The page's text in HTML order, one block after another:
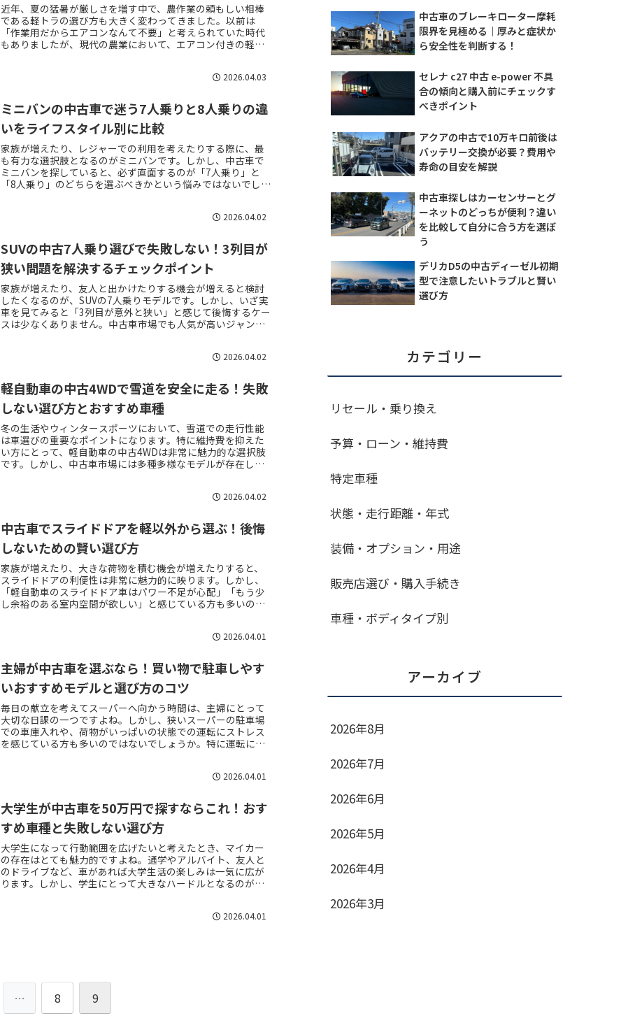
近年、夏の猛暑が厳しさを増す中で、農作業の頼もしい相棒
である軽トラの選び方も大きく変わってきました。以前は
「作業用だからエアコンなんて不要」と考えられていた時代
もありましたが、現代の農業において、エアコン付きの軽ト
2026.04.03
ミニバンの中古車で迷う7人乗りと8人乗りの違
いをライフスタイル別に比較
家族が増えたり、レジャーでの利用を考えたりする際に、最
も有力な選択肢となるのがミニバンです。しかし、中古車で
ミニバンを探していると、必ず直面するのが「7人乗り」と
「8人乗り」のどちらを選ぶべきかという悩みではないでしょ
2026.04.02
SUVの中古7人乗り選びで失敗しない！3列目が
狭い問題を解決するチェックポイント
家族が増えたり、友人と出かけたりする機会が増えると検討
したくなるのが、SUVの7人乗りモデルです。しかし、いざ実
車を見てみると「3列目が意外と狭い」と感じて後悔するケー
スは少なくありません。中古車市場でも人気が高いジャンル
2026.04.02
軽自動車の中古4WDで雪道を安全に走る！失敗
しない選び方とおすすめ車種
冬の生活やウィンタースポーツにおいて、雪道での走行性能
は車選びの重要なポイントになります。特に維持費を抑えた
い方にとって、軽自動車の中古4WDは非常に魅力的な選択肢
です。しかし、中古車市場には多種多様なモデルが存在し、
2026.04.02
中古車でスライドドアを軽以外から選ぶ！後悔
しないための賢い選び方
家族が増えたり、大きな荷物を積む機会が増えたりすると、
スライドドアの利便性は非常に魅力的に映ります。しかし、
「軽自動車のスライドドア車はパワー不足が心配」「もう少
し余裕のある室内空間が欲しい」と感じている方も多いので
2026.04.01
主婦が中古車を選ぶなら！買い物で駐車しやす
いおすすめモデルと選び方のコツ
毎日の献立を考えてスーパーへ向かう時間は、主婦にとって
大切な日課の一つですよね。しかし、狭いスーパーの駐車場
での車庫入れや、荷物がいっぱいの状態での運転にストレス
を感じている方も多いのではないでしょうか。特に運転に自
2026.04.01
大学生が中古車を50万円で探すならこれ！おす
すめ車種と失敗しない選び方
大学生になって行動範囲を広げたいと考えたとき、マイカー
の存在はとても魅力的ですよね。通学やアルバイト、友人と
のドライブなど、車があれば大学生活の楽しみは一気に広が
ります。しかし、学生にとって大きなハードルとなるのが購
2026.04.01
… 8 9
中古車のブレーキローター摩耗
限界を見極める｜厚みと症状か
ら安全性を判断する！
セレナ c27 中古 e-power 不具
合の傾向と購入前にチェックす
べきポイント
アクアの中古で10万キロ前後は
バッテリー交換が必要？費用や
寿命の目安を解説
中古車探しはカーセンサーとグ
ーネットのどっちが便利？違い
を比較して自分に合う方を選ぼ
う
デリカD5の中古ディーゼル初期
型で注意したいトラブルと賢い
選び方
カテゴリー
リセール・乗り換え
予算・ローン・維持費
特定車種
状態・走行距離・年式
装備・オプション・用途
販売店選び・購入手続き
車種・ボディタイプ別
アーカイブ
2026年8月
2026年7月
2026年6月
2026年5月
2026年4月
2026年3月